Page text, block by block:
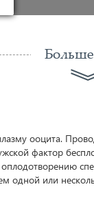
Больше
ооцита.
фактор
одной или